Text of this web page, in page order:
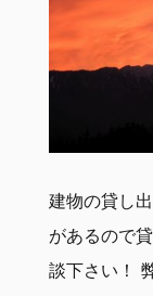
建物の貸し
があるので
談下さい！